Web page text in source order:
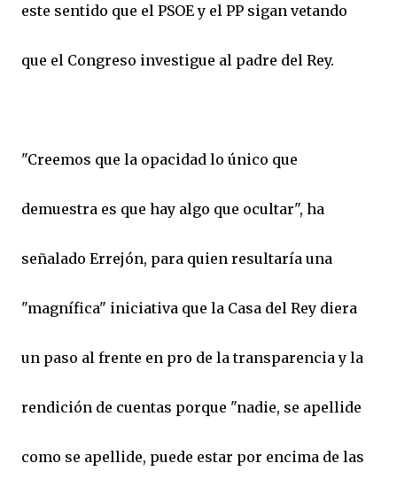
este sentido que el PSOE y el PP sigan vetando
que el Congreso investigue al padre del Rey.
"Creemos que la opacidad lo único que
demuestra es que hay algo que ocultar", ha
señalado Errejón, para quien resultaría una
"magnífica" iniciativa que la Casa del Rey diera
un paso al frente en pro de la transparencia y la
rendición de cuentas porque "nadie, se apellide
como se apellide, puede estar por encima de las